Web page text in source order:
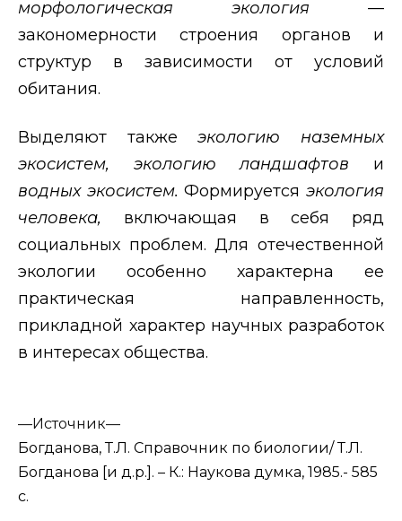
морфологическая экология —
закономерности строения органов и
структур в зависимости от условий
обитания.
Выделяют такжеэкологию наземных
экосистем, экологию ландшафтов и
водных экосистем.Формируетсяэкология
человека, включающая в себя ряд
социальных проблем. Для отечественной
экологии особенно характерна ее
практическая направленность,
прикладной характер научных разработок
в интересах общества.
—Источник—
Богданова, Т.Л. Справочник по биологии/ Т.Л.
Богданова [и д.р.]. – К.: Наукова думка, 1985.- 585
с.